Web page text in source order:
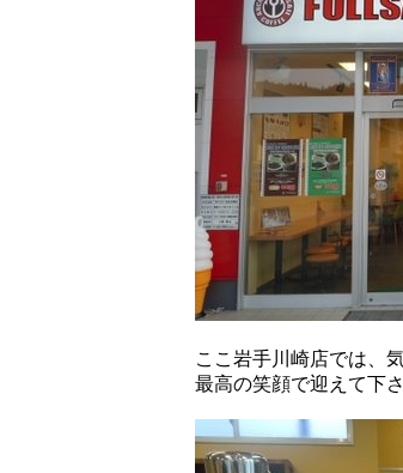
ここ岩手川崎店では、
最高の笑顔で迎えて下